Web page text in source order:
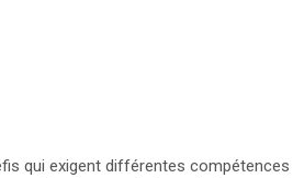
qui exigent différentes compétences